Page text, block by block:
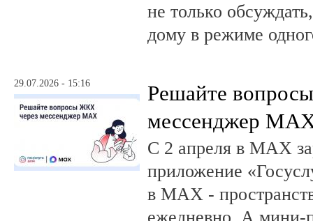
не только
дому в режиме
29.07.2026 - 15:16
Решайте
мессенджер
С 2 апреля в MAX
приложение
в MAX -